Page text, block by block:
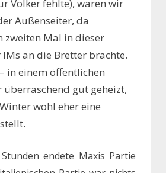
Volker fehlte), waren wir
Außenseiter, da
zweiten Mal in dieser
IMs an die Bretter brachte.
in einem öffentlichen
überraschend gut geheizt,
wohl eher eine
endete Maxis Partie